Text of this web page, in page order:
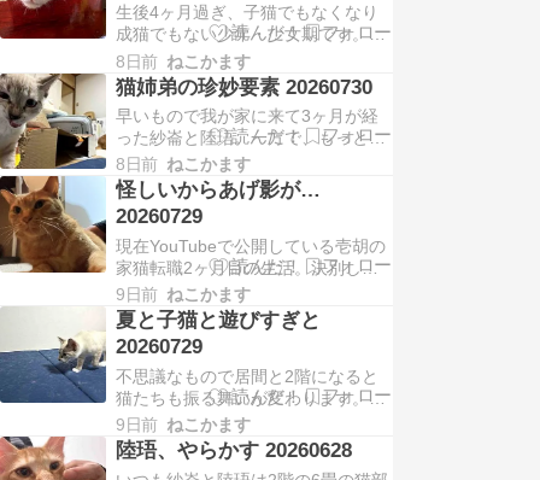
生後4ヶ月過ぎ、子猫でもなくなり
成猫でもない少年・少女期です。顔
つきからヨチヨチ感がぬけますがま
だ目は丸い。鳴き声も甲高い。そう
いや釿汰はヒャーンと掠れ声でした
がいつから掠れてたのだろう。紗崙
と陸珸の母ちゃんは野良顔で目つき
がキツめだったので、最終的にもう
少し目つきが鋭くなるよう…
8日前 ねこかます
猫姉弟の珍妙要素 20260730
早いもので我が家に来て3ヶ月が経
った紗崙と陸珸。一方で、もっと前
からいるような気がしますね。時間
の流れが早いんよね。紗崙も陸珸も
成長していく中で個性も出てきてま
す。そして珍妙要素も当然出てきて
ます。まず陸珸は耳毛。長毛と思わ
せといて伸びてる部分がずいぶん偏
ってます。うっすらみなふ…
8日前 ねこかます
怪しいからあげ影が…
20260729
現在YouTubeで公開している壱胡の
家猫転職2ヶ月目の生活。決別した
兄弟と再会、共に街で暮らした猫た
ちとも再会、さらに珍妙な白猫コン
ビと出会い、さらに子猫までやって
きました。壱胡も非常に引きが強い
運命の持ち主です。さて、そのやっ
てきた子猫たち「Gキトゥンズ
2023」編はすでにエ…
9日前 ねこかます
夏と子猫と遊びすぎと
20260729
不思議なもので居間と2階になると
猫たちも振る舞いが変わります。2
階猫部屋Ⅱだと居間の2倍は動きが
激しくなる紗崙と陸珸。その結果、
どうなるか。こうしてすぐに口が開
9日前 ねこかます
陸珸、やらかす 20260628